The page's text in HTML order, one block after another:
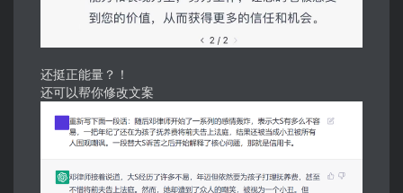
还挺正能量？！
还可以帮你修改文案